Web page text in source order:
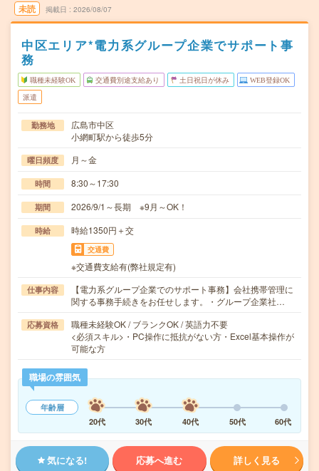
未読 掲載日 2026/08/07
中区エリア*電力系グループ企業でサポート事
務
職種未経験OK 交通費別途支給あり 土日祝日が休み WEB登録OK
派遣
勤務地
広島市中区
小網町駅から徒歩5分
曜日頻度 月～金
時間 8:30～17:30
期間 2026/9/1～長期 ※9月～OK！
時給 時給1350円＋交
交通費
※交通費支給有(弊社規定有)
仕事内容
【電力系グループ企業でのサポート事務】会社携帯管理に
関する事務手続きをお任せします。・グループ企業社…
応募資格
職種未経験OK / ブランクOK / 英語力不要
<必須スキル>・PC操作に抵抗がない方・Excel基本操作が
可能な方
職場の雰囲気
年齢層
20代
30代 40代 50代 60代
気になる! 応募へ進む 詳しく見る